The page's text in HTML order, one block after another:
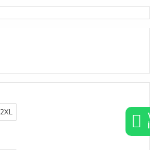
2XL